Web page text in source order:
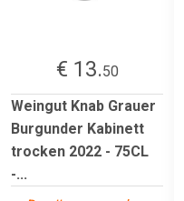
€ 13.50
Weingut Knab Grauer
Burgunder Kabinett
trocken 2022 - 75CL
-...